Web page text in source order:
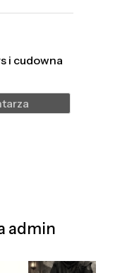
i cudowna
admin